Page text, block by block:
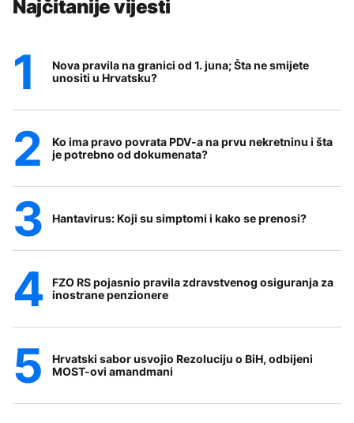
Najčitanije vijesti
Nova pravila na granici od 1. juna; Šta ne smijete
unositi u Hrvatsku?
Ko ima pravo povrata PDV-a na prvu nekretninu i šta
je potrebno od dokumenata?
Hantavirus: Koji su simptomi i kako se prenosi?
FZO RS pojasnio pravila zdravstvenog osiguranja za
inostrane penzionere
Hrvatski sabor usvojio Rezoluciju o BiH, odbijeni
MOST-ovi amandmani